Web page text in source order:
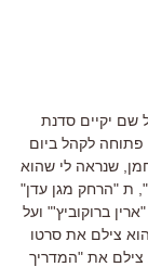
שם יקיים סדנת
פתוחה לקהל ביום
שנראה לי שהוא
ת "הרחק מגן עדן"
ברוקוביץ'" ועל
צילם את סרטו
צילם את "המדריך